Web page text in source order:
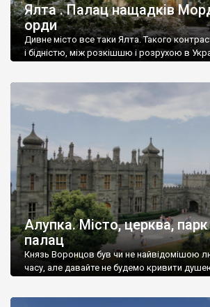
Ялта . Палац нащадків
орди
Дивне місто все таки Ялта. Такого
і бідністю, між розкішшю і розрухою в
Алупка. Місто, церква, парк
палац
Князь Воронцов був чи не найвідомішою
часу, але давайте не будемо кривити